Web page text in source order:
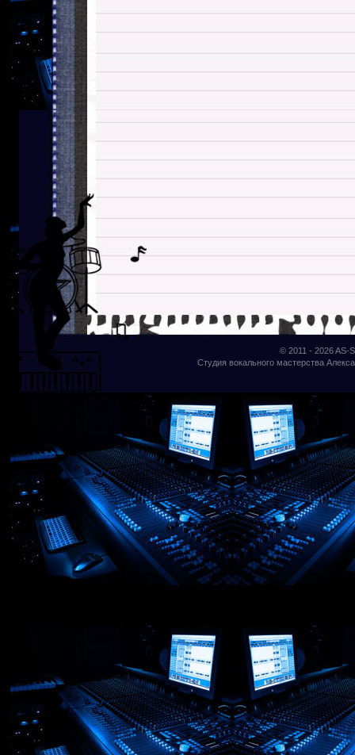
© 2011 - 2026AS-
Студия вокального мастерства